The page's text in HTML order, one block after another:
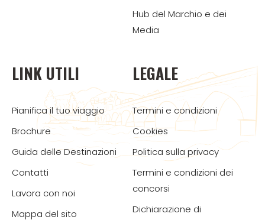
Hub del Marchio e dei
Media
LINK UTILI
Pianifica il tuo viaggio
Brochure
Guida delle Destinazioni
Contatti
Lavora con noi
Mappa del sito
LEGALE
Termini e condizioni
Cookies
Politica sulla privacy
Termini e condizioni dei
concorsi
Dichiarazione di